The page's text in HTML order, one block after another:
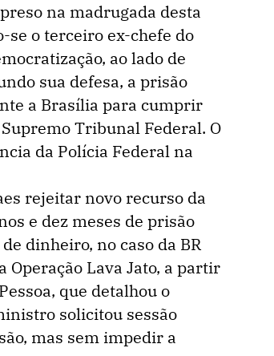
na madrugada desta
se o terceiro ex-chefe do
ao lado de
sua defesa, a prisão
a Brasília para cumprir
Tribunal Federal. O
da Polícia Federal na
rejeitar novo recurso da
e dez meses de prisão
dinheiro, no caso da BR
Lava Jato, a partir
que detalhou o
solicitou sessão
mas sem impedir a